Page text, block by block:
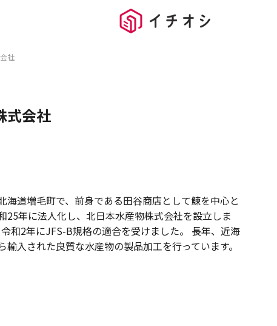
社
式会社
道増毛町で、前身である田谷商店として鰊を中心と
25年に法人化し、北日本水産物株式会社を設立しま
和2年にJFS-B規格の適合を受けました。 長年、近海
入された良質な水産物の製品加工を行っています。